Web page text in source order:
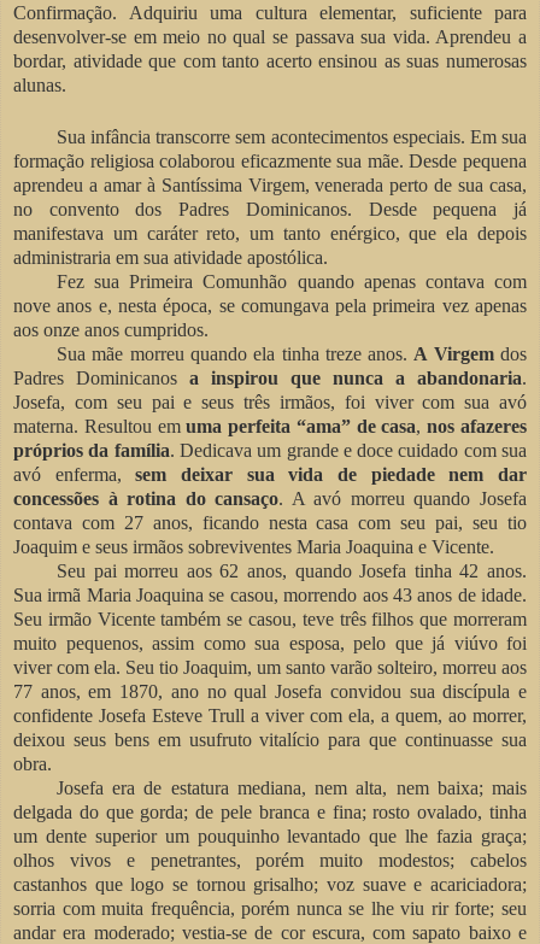
Confirmação. Adquiriu uma cultura elementar, suficiente para
desenvolver-se em meio no qual se passava sua vida. Aprendeu a
bordar, atividade que com tanto acerto ensinou as suas numerosas
alunas.
Sua infância transcorre sem acontecimentos especiais. Em sua
formação religiosa colaborou eficazmente sua mãe. Desde pequena
aprendeu a amar à Santíssima Virgem, venerada perto de sua casa,
no convento dos
Padres Dominicanos. Desde pequena já
manifestava um caráter reto, um tanto enérgico, que ela depois
administraria em sua atividade apostólica.
Fez sua Primeira Comunhão quando apenas contava com
nove anos e, nesta época, se comungava pela primeira vez apenas
aos onze anos cumpridos.
Sua mãe morreu quando ela tinha treze anos. A Virgemdos
Padres Dominicanos a inspirou que nunca a abandonaria.
Josefa, com seu pai e seus três irmãos, foi viver com sua avó
materna. Resultou emuma perfeita “ama” de casa,nos afazeres
próprios da família. Dedicava um grande e doce cuidado com sua
avó enferma,sem deixar sua vida de piedade nem dar
concessões à rotina do cansaço. A avó morreu quando Josefa
contava com 27 anos, ficando nesta casa com seu pai, seu tio
Joaquim e seus irmãos sobreviventes Maria Joaquina e Vicente.
Seu pai morreu aos 62 anos, quando Josefa tinha 42 anos.
Sua irmã Maria Joaquina se casou, morrendo aos 43 anos de idade.
Seu irmão Vicente também se casou, teve três filhos que morreram
muito pequenos, assim como sua esposa, pelo que já viúvo foi
viver com ela. Seu tio Joaquim, um santo varão solteiro, morreu aos
77 anos, em 1870, ano no qual Josefa convidou sua discípula e
confidente Josefa Esteve Trull a viver com ela, a quem, ao morrer,
deixou seus bens em usufruto vitalício para que continuasse sua
obra.
Josefa era de estatura mediana, nem alta, nem baixa; mais
delgada do que gorda; de pele branca e fina; rosto ovalado, tinha
um dente superior um pouquinho levantado que lhe fazia graça;
olhos vivos e penetrantes, porém muito modestos; cabelos
castanhos que logo se tornou grisalho; voz suave e acariciadora;
sorria com muita frequência, porém nunca se lhe viu rir forte; seu
andar era moderado; vestia-se de cor escura, com sapato baixo e